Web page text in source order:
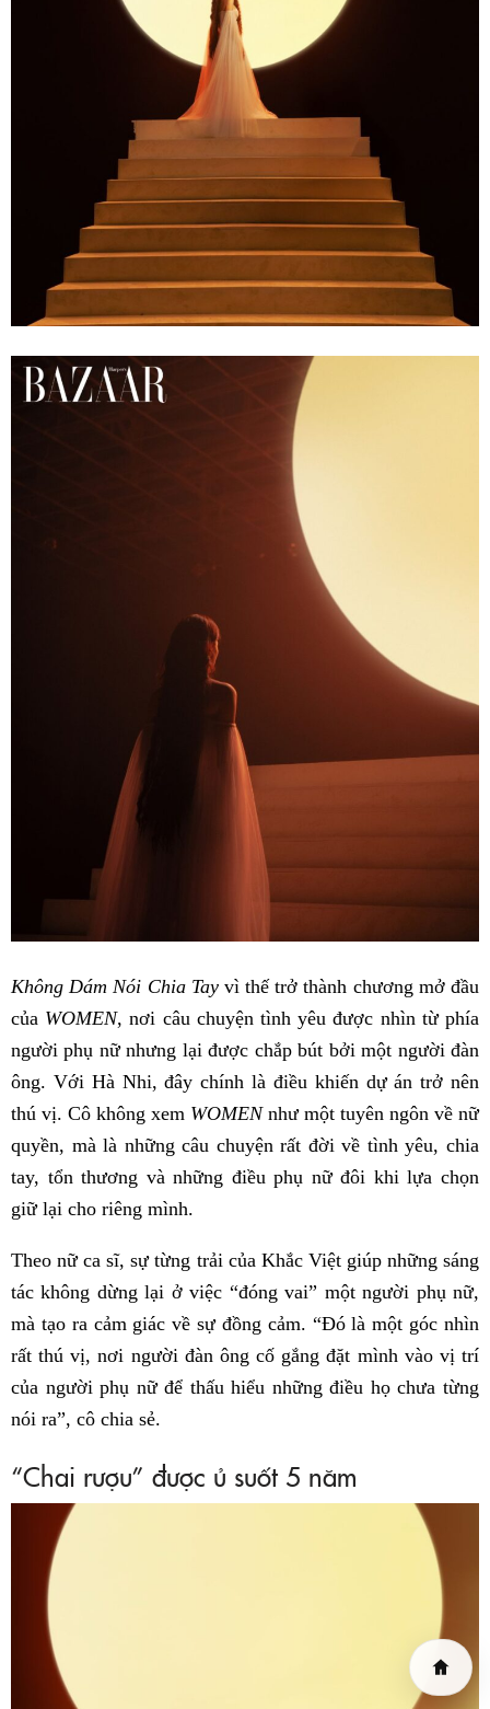
Không Dám Nói Chia Tayvì thế trở thành chương mở đầu
của WOMEN, nơi câu chuyện tình yêu được nhìn từ phía
người phụ nữ nhưng lại được chắp bút bởi một người đàn
ông. Với Hà Nhi, đây chính là điều khiến dự án trở nên
thú vị. Cô không xem WOMENnhư một tuyên ngôn về nữ
quyền, mà là những câu chuyện rất đời về tình yêu, chia
tay, tổn thương và những điều phụ nữ đôi khi lựa chọn
giữ lại cho riêng mình.
Theo nữ ca sĩ, sự từng trải của Khắc Việt giúp những sáng
tác không dừng lại ở việc “đóng vai” một người phụ nữ,
mà tạo ra cảm giác về sự đồng cảm. “Đó là một góc nhìn
rất thú vị, nơi người đàn ông cố gắng đặt mình vào vị trí
của người phụ nữ để thấu hiểu những điều họ chưa từng
nói ra”, cô chia sẻ.
“Chai rượu” được ủ suốt 5 năm